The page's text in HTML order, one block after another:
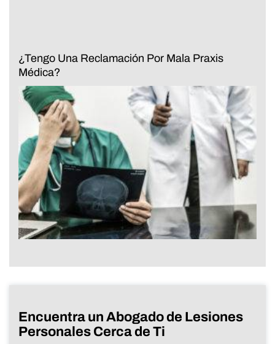
¿Tengo Una Reclamación Por Mala Praxis
Médica?
Encuentra un Abogado de Lesiones
Personales Cerca de Ti